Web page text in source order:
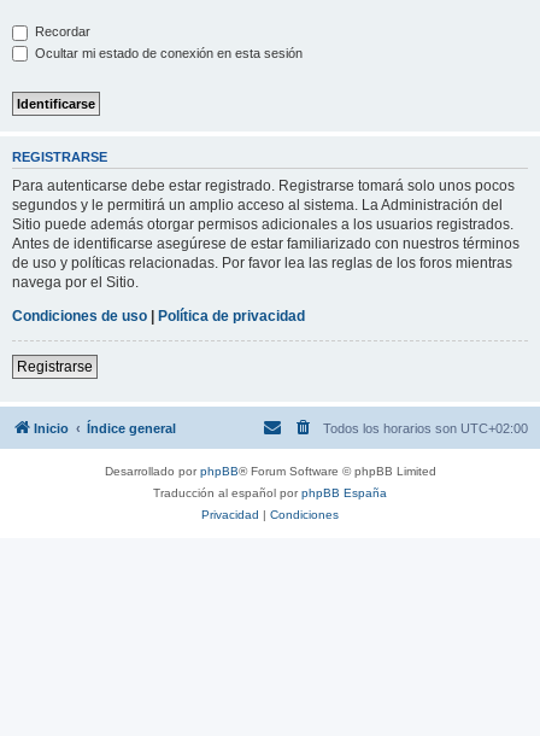
Recordar
Ocultar mi estado de conexión en esta sesión
REGISTRARSE
Para autenticarse debe estar registrado. Registrarse tomará solo unos pocos
segundos y le permitirá un amplio acceso al sistema. La Administración del
Sitio puede además otorgar permisos adicionales a los usuarios registrados.
Antes de identificarse asegúrese de estar familiarizado con nuestros términos
de uso y políticas relacionadas. Por favor lea las reglas de los foros mientras
navega por el Sitio.
Condiciones de uso | Política de privacidad
Registrarse
Inicio Índice general Todos los horarios son UTC+02:00
Desarrollado porphpBB® Forum Software © phpBB Limited
Traducción al español porphpBB España
Privacidad | Condiciones